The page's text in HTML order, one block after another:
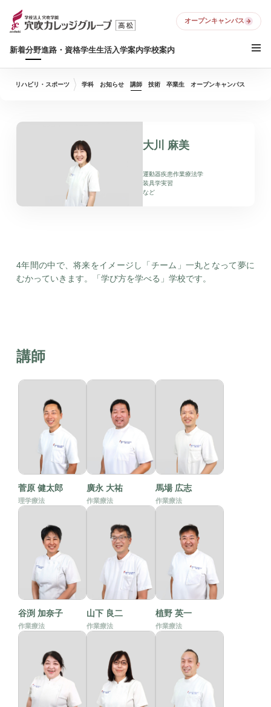
新着分野進路・資格学生生活入学案内学校案内
オープンキャンパス
リハビリ・スポーツ 学科 お知らせ 講師 技術 卒業生 オープンキャンパス
大川 麻美
運動器疾患作業療法学
装具学実習
など
4年間の中で、将来をイメージし「チーム」一丸となって夢に
むかっていきます。「学び方を学べる」学校です。
講師
菅原 健太郎
理学療法
廣永 大祐
作業療法
馬場 広志
作業療法
谷渕 加奈子
作業療法
山下 良二
作業療法
植野 英一
作業療法